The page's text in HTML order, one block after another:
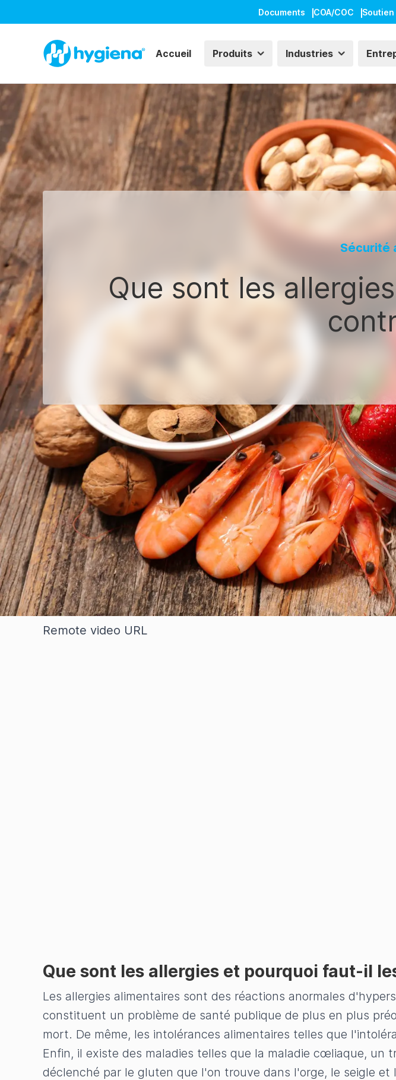
Documents COA/COC Soutien
Accueil Produits Industries
Sécurité
Que sont les
Nous vous souhaitons la bienvenue dans le premier épisode
spécialiste de la gestion des allergènes, abordera un certain
- l'impact qu'elles ont et les méthodes les plus robustes pour
dans l'épisode 1.
Remote video URL
Que sont les allergies et pourquoi faut-il
Les allergies alimentaires sont des réactions anormales
constituent un problème de santé publique de plus en plus
mort. De même, les intolérances alimentaires telles que
Enfin, il existe des maladies telles que la maladie cœliaque,
déclenché par le gluten que l'on trouve dans l'orge, le seigle